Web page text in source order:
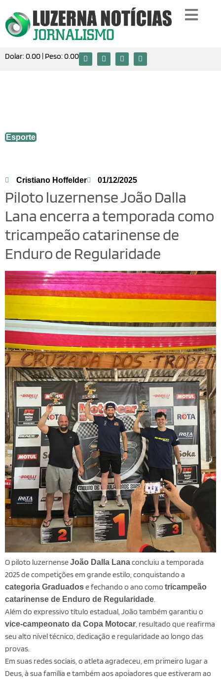
Dolar:0.00 | Peso:0.00
Esporte
Cristiano Hoffelder 01/12/2025
Piloto luzernense João Dalla
Lana encerra a temporada como
tricampeão catarinense de
Enduro de Regularidade
O piloto luzernenseJoão Dalla Lanaconcluiu a temporada
2025 de competições em grande estilo, conquistando a
categoria Graduadose fechando o ano como tricampeão
catarinense de Enduro de Regularidade.
Além do expressivo título estadual, João também garantiu o
vice-campeonato da Copa Motocar, resultado que reafirma
seu alto nível técnico, dedicação e regularidade ao longo das
provas.
Em suas redes sociais, o atleta agradeceu, em primeiro lugar a
Deus, à sua família e também aos apoiadores que estiveram ao